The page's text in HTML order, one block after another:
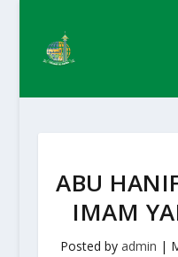
ABU
IMAM
Posted by admin |